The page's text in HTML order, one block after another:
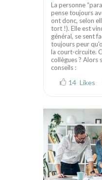
La personne
pense toujours
ont donc, selon
tort !). Elle est
général, se sent
toujours peur
la court-circuite.
collègues ? Alors
conseils :
14 Likes